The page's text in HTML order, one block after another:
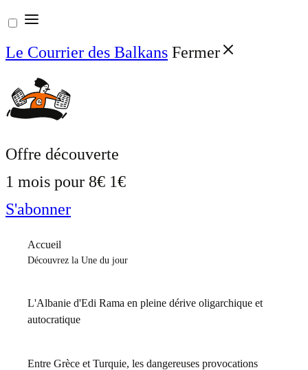
Aller
au
contenu
Le Courrier des Balkans Fermer
Offre découverte
1 mois pour 8€ 1€
S'abonner
Accueil
Découvrez la Une du jour
L'Albanie d'Edi Rama en pleine dérive oligarchique et
autocratique
Entre Grèce et Turquie, les dangereuses provocations